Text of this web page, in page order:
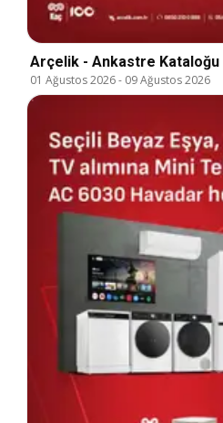
Arçelik - Ankastre Kataloğu
01 Ağustos 2026- 09 Ağustos 2026